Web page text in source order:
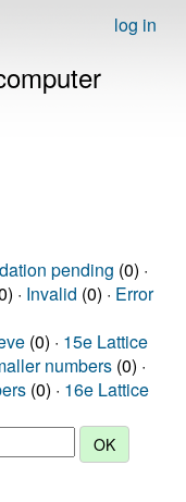
log in
pending (0) ·
· Invalid (0) · Error
(0) · 15e Lattice
numbers (0) ·
(0) · 16e Lattice